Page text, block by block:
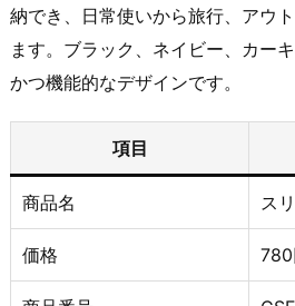
納でき、日常使いから旅行、アウ
ます。ブラック、ネイビー、カー
かつ機能的なデザインです。
項目
商品名 ス
価格 780